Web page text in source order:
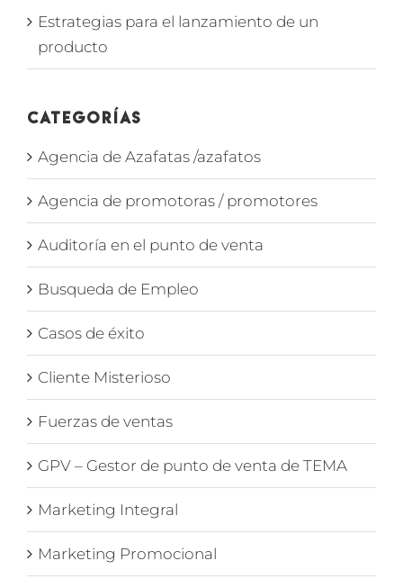
Estrategias para el lanzamiento de un
producto
Categorías
Agencia de Azafatas /azafatos
Agencia de promotoras / promotores
Auditoría en el punto de venta
Busqueda de Empleo
Casos de éxito
Cliente Misterioso
Fuerzas de ventas
GPV – Gestor de punto de venta de TEMA
Marketing Integral
Marketing Promocional